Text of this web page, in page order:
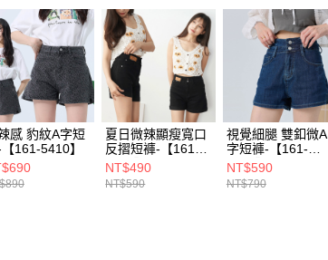
感 豹紋A字短
161-5410】
夏日微辣顯瘦寬口
反摺短褲-【161-
8328】
NT$490
NT$590
視覺細腿 雙釦微A
字短褲-【161-
5404】
NT$590
NT$790